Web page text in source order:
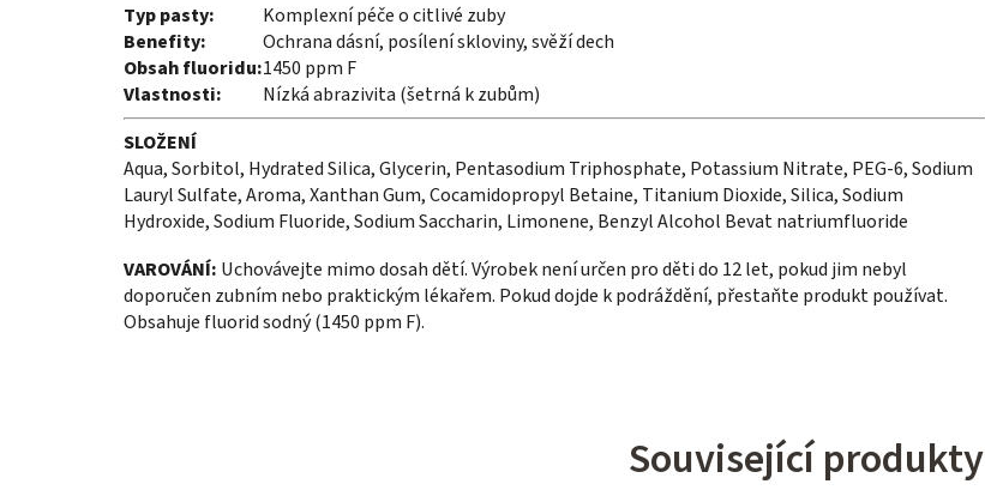
Typ pasty:
Komplexní péče o citlivé zuby
Benefity:
Ochrana dásní, posílení skloviny, svěží dech
Obsah fluoridu:1450 ppm F
Vlastnosti:
Nízká abrazivita (šetrná k zubům)
SLOŽENÍ
Aqua, Sorbitol, Hydrated Silica, Glycerin, Pentasodium Triphosphate, Potassium Nitrate, PEG-6, Sodium
Lauryl Sulfate, Aroma, Xanthan Gum, Cocamidopropyl Betaine, Titanium Dioxide, Silica, Sodium
Hydroxide, Sodium Fluoride, Sodium Saccharin, Limonene, Benzyl Alcohol Bevat natriumfluoride
VAROVÁNÍ: Uchovávejte mimo dosah dětí. Výrobek není určen pro děti do 12 let, pokud jim nebyl
doporučen zubním nebo praktickým lékařem. Pokud dojde k podráždění, přestaňte produkt používat.
Obsahuje fluorid sodný (1450 ppm F).
Související produkty